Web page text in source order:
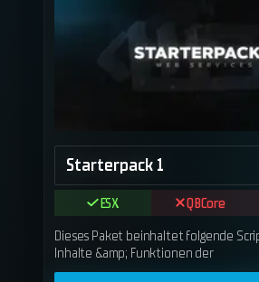
Starterpack 1
ESX QBCore
Dieses Paket beinhaltet folgende
Inhalte &amp; Funktionen der